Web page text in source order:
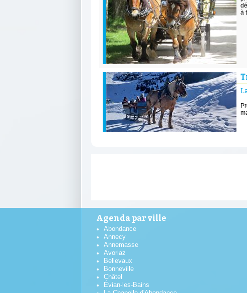
à
Agenda par ville
Abondance
Annecy
Annemasse
Avoriaz
Bellevaux
Bonneville
Châtel
Évian-les-Bains